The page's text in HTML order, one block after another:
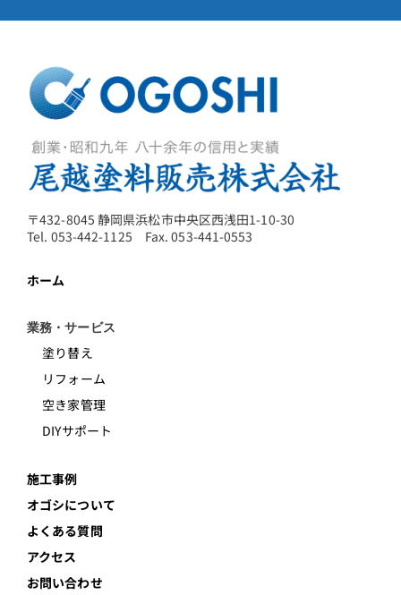
〒432-8045 静岡県浜松市中央区西浅田1-10-30
Tel. 053-442-1125 Fax. 053-441-0553
ホーム
業務・サービス
塗り替え
リフォーム
空き家管理
DIYサポート
施工事例
オゴシについて
よくある質問
アクセス
お問い合わせ